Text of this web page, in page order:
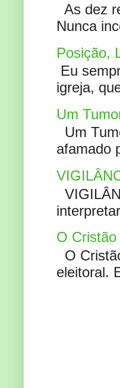
As dez
Nunca
Posição,
Eu
igreja,
Um
Um
afamado
O
O
eleitoral.